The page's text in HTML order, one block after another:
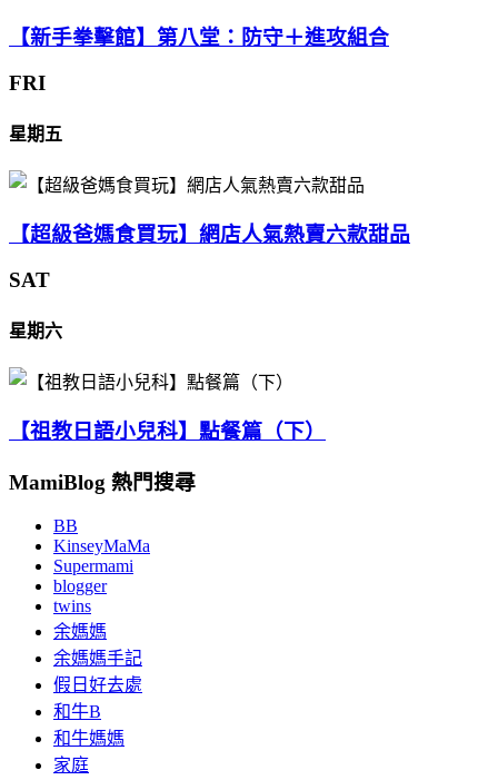
【新手拳擊館】第八堂：防守＋進攻組合
FRI
星期五
【超級爸媽食買玩】網店人氣熱賣六款甜品
SAT
星期六
【祖教日語小兒科】點餐篇（下）
MamiBlog 熱門搜尋
BB
KinseyMaMa
Supermami
blogger
twins
余媽媽
余媽媽手記
假日好去處
和牛B
和牛媽媽
家庭